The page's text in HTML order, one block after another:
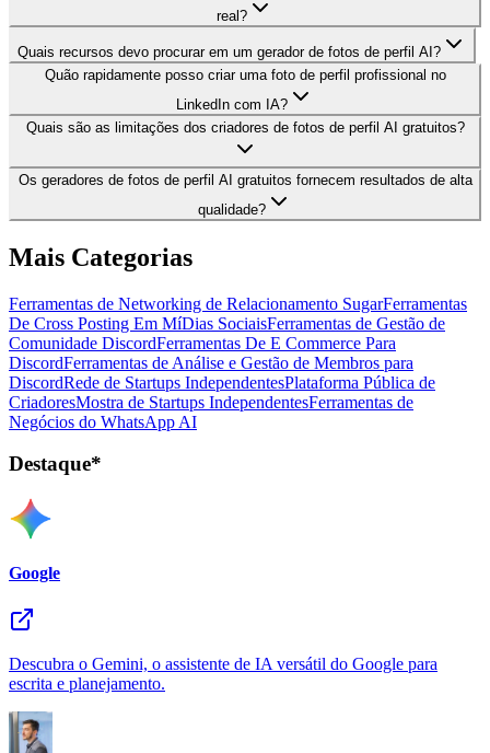
real?
Quais recursos devo procurar em um gerador de fotos de perfil AI?
Quão rapidamente posso criar uma foto de perfil profissional no
LinkedIn com IA?
Quais são as limitações dos criadores de fotos de perfil AI gratuitos?
Os geradores de fotos de perfil AI gratuitos fornecem resultados de alta
qualidade?
Mais Categorias
Ferramentas de Networking de Relacionamento SugarFerramentas
De Cross Posting Em MíDias SociaisFerramentas de Gestão de
Comunidade DiscordFerramentas De E Commerce Para
DiscordFerramentas de Análise e Gestão de Membros para
DiscordRede de Startups IndependentesPlataforma Pública de
CriadoresMostra de Startups IndependentesFerramentas de
Negócios do WhatsApp AI
Destaque*
Google
Descubra o Gemini, o assistente de IA versátil do Google para
escrita e planejamento.